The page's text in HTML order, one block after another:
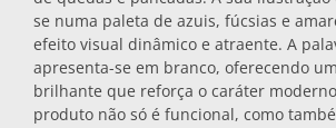
Galheteiros
Bases para tachos
se numa paleta de azuis, fúcsias e
efeito visual dinâmico e atraente. A
apresenta-se em branco, oferecendo
brilhante que reforça o caráter
produto não só é funcional, como